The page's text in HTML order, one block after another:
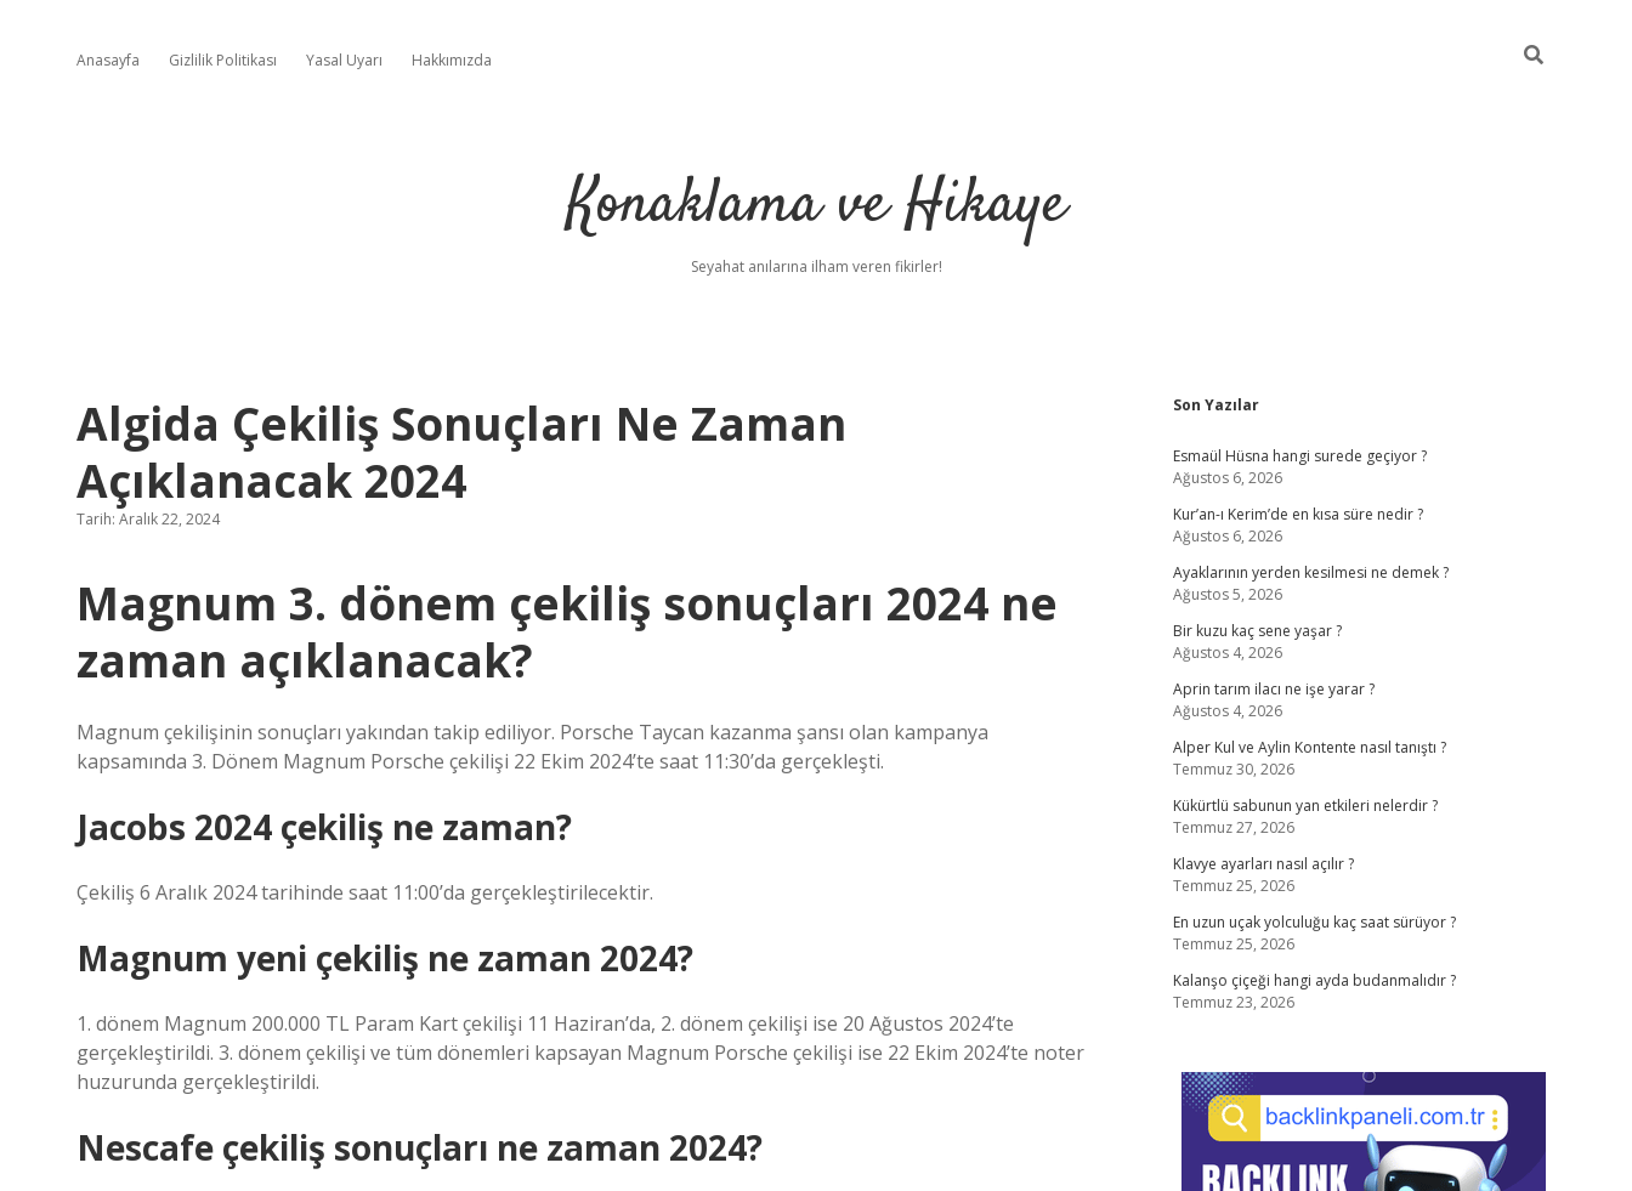
Anasayfa Gizlilik Politikası Yasal Uyarı Hakkımızda
Konaklama ve Hikaye
Seyahat anılarına ilham veren fikirler!
Algida Çekiliş Sonuçları Ne Zaman
Açıklanacak 2024
Tarih: Aralık 22, 2024
Magnum 3. dönem çekiliş sonuçları 2024 ne
zaman açıklanacak?
Magnum çekilişinin sonuçları yakından takip ediliyor. Porsche Taycan kazanma şansı olan kampanya
kapsamında 3. Dönem Magnum Porsche çekilişi 22 Ekim 2024’te saat 11:30’da gerçekleşti.
Jacobs 2024 çekiliş ne zaman?
Çekiliş 6 Aralık 2024 tarihinde saat 11:00’da gerçekleştirilecektir.
Magnum yeni çekiliş ne zaman 2024?
1. dönem Magnum 200.000 TL Param Kart çekilişi 11 Haziran’da, 2. dönem çekilişi ise 20 Ağustos 2024’te
gerçekleştirildi. 3. dönem çekilişi ve tüm dönemleri kapsayan Magnum Porsche çekilişi ise 22 Ekim 2024’te noter
huzurunda gerçekleştirildi.
Nescafe çekiliş sonuçları ne zaman 2024?
Sidebar
Son Yazılar
Esmaül Hüsna hangi surede geçiyor ?
Ağustos 6, 2026
Kur’an-ı Kerim’de en kısa süre nedir ?
Ağustos 6, 2026
Ayaklarının yerden kesilmesi ne demek ?
Ağustos 5, 2026
Bir kuzu kaç sene yaşar ?
Ağustos 4, 2026
Aprin tarım ilacı ne işe yarar ?
Ağustos 4, 2026
Alper Kul ve Aylin Kontente nasıl tanıştı ?
Temmuz 30, 2026
Kükürtlü sabunun yan etkileri nelerdir ?
Temmuz 27, 2026
Klavye ayarları nasıl açılır ?
Temmuz 25, 2026
En uzun uçak yolculuğu kaç saat sürüyor ?
Temmuz 25, 2026
Kalanşo çiçeği hangi ayda budanmalıdır ?
Temmuz 23, 2026
ilbet yeni giriş